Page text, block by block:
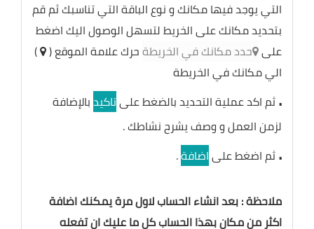
التي يوجد فيها مكانك و نوع الباقة التي تناسبك ثم قم
بتحديد مكانك على الخريط لتسهل الوصول اليك اضغط
على حدد مكانك في الخريطةحرك علامة الموقع ( )
الي مكانك في الخريطة
.ثم اكد عملية التحديد بالضغط علىتاكيدبالإضافة
لزمن العمل و وصف يشرح نشاطك .
.ثم اضغط علىاضافة.
ملاحظة : بعد انشاء الحساب لاول مرة يمكنك اضافة
اكثر من مكان بهذا الحساب كل ما عليك ان تفعله